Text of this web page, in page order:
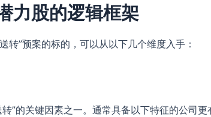
力股的逻辑框架
转”预案的标的，可以从以下几个维度入手：
”的关键因素之一。通常具备以下特征的公司更